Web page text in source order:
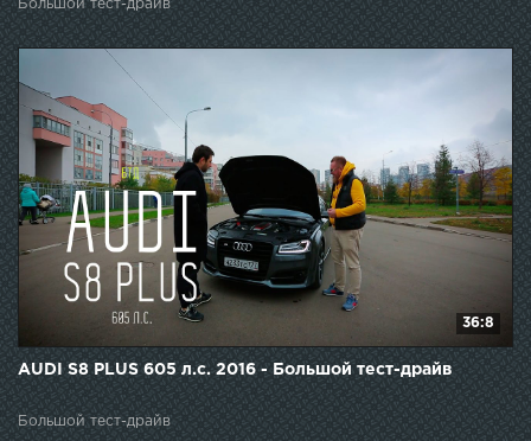
Большой тест-драйв
36:8
AUDI S8 PLUS 605 л.с. 2016 - Большой тест-драйв
Большой тест-драйв